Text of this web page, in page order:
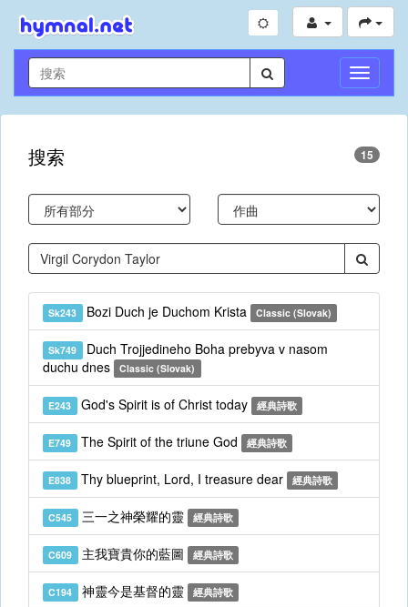
切
換
導
搜索 15
Sk243 Bozi Duch je Duchom Krista Classic (Slovak)
Sk749 Duch Trojjedineho Boha prebyva v nasom
duchu dnes
Classic (Slovak)
E243 God's Spirit is of Christ today 經典詩歌
E749 The Spirit of the triune God 經典詩歌
E838 Thy blueprint, Lord, I treasure dear 經典詩歌
C545 三一之神榮耀的靈 經典詩歌
C609 主我寶貴你的藍圖 經典詩歌
C194 神靈今是基督的靈 經典詩歌